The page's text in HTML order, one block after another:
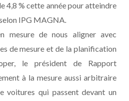
4,8 % cette année pour atteindre
IPG MAGNA.
mesure de nous aligner avec
de mesure et de la planification
le président de Rapport
à la mesure aussi arbitraire
voitures qui passent devant un